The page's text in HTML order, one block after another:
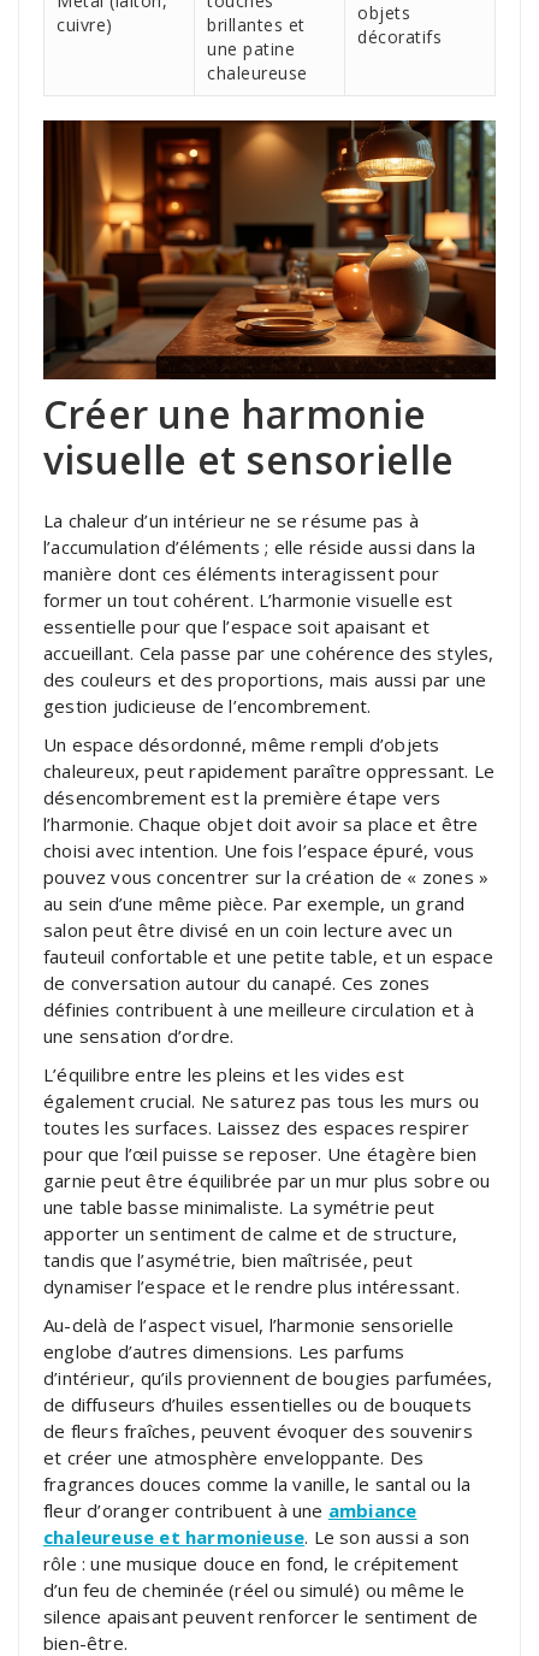
cuivre)
brillantes et
une patine
chaleureuse
objets
décoratifs
Créer une harmonie
visuelle et sensorielle
La chaleur d’un intérieur ne se résume pas à
l’accumulation d’éléments ; elle réside aussi dans la
manière dont ces éléments interagissent pour
former un tout cohérent. L’harmonie visuelle est
essentielle pour que l’espace soit apaisant et
accueillant. Cela passe par une cohérence des styles,
des couleurs et des proportions, mais aussi par une
gestion judicieuse de l’encombrement.
Un espace désordonné, même rempli d’objets
chaleureux, peut rapidement paraître oppressant. Le
désencombrement est la première étape vers
l’harmonie. Chaque objet doit avoir sa place et être
choisi avec intention. Une fois l’espace épuré, vous
pouvez vous concentrer sur la création de « zones »
au sein d’une même pièce. Par exemple, un grand
salon peut être divisé en un coin lecture avec un
fauteuil confortable et une petite table, et un espace
de conversation autour du canapé. Ces zones
définies contribuent à une meilleure circulation et à
une sensation d’ordre.
L’équilibre entre les pleins et les vides est
également crucial. Ne saturez pas tous les murs ou
toutes les surfaces. Laissez des espaces respirer
pour que l’œil puisse se reposer. Une étagère bien
garnie peut être équilibrée par un mur plus sobre ou
une table basse minimaliste. La symétrie peut
apporter un sentiment de calme et de structure,
tandis que l’asymétrie, bien maîtrisée, peut
dynamiser l’espace et le rendre plus intéressant.
Au-delà de l’aspect visuel, l’harmonie sensorielle
englobe d’autres dimensions. Les parfums
d’intérieur, qu’ils proviennent de bougies parfumées,
de diffuseurs d’huiles essentielles ou de bouquets
de fleurs fraîches, peuvent évoquer des souvenirs
et créer une atmosphère enveloppante. Des
fragrances douces comme la vanille, le santal ou la
fleur d’oranger contribuent à une ambiance
chaleureuse et harmonieuse. Le son aussi a son
rôle : une musique douce en fond, le crépitement
d’un feu de cheminée (réel ou simulé) ou même le
silence apaisant peuvent renforcer le sentiment de
bien-être.